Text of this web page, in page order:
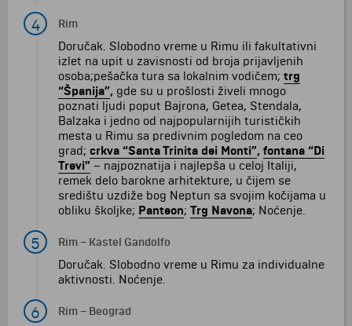
4 Rim
Doručak. Slobodno vreme u Rimu ili fakultativni
izlet na upit u zavisnosti od broja prijavljenih
osoba;pešačka tura sa lokalnim vodičem; trg
“Španija”, gde su u prošlosti živeli mnogo
poznati ljudi poput Bajrona, Getea, Stendala,
Balzaka i jedno od najpopularnijih turističkih
mesta u Rimu sa predivnim pogledom na ceo
grad; crkva “Santa Trinita dei Monti”, fontana “Di
Trevi” – najpoznatija i najlepša u celoj Italiji,
remek delo barokne arhitekture, u čijem se
središtu uzdiže bog Neptun sa svojim kočijama u
obliku školjke; Panteon; Trg Navona; Noćenje.
5 Rim – Kastel Gandolfo
Doručak. Slobodno vreme u Rimu za individualne
aktivnosti. Noćenje.
6 Rim – Beograd